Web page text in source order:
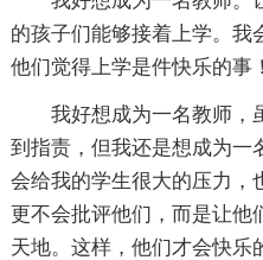
的孩子们能够接着上学。我
他们觉得上学是件快乐的事！
我好想成为一名教师，
到指责，但我还是想成为一
会给我的学生很大的压力，
更不会批评他们，而是让他
天地。这样，他们才会快乐